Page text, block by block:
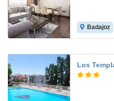
Badajoz
Los